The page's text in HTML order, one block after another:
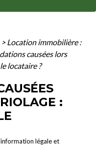
> Location immobilière :
causées lors
locataire ?
:
légale et